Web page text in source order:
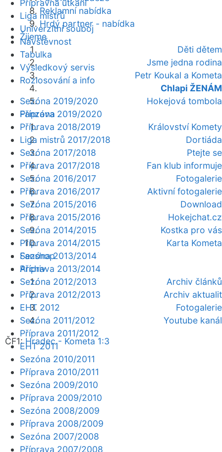
Reklamní nabídka
Hrdý partner - nabídka
Žijeme
Děti dětem
Jsme jedna rodina
Petr Koukal a Kometa
Chlapi ŽENÁM
Hokejová tombola
Fanzóna
Království Komety
Dortiáda
Ptejte se
Fan klub informuje
Fotogalerie
Aktivní fotogalerie
Download
Hokejchat.cz
Kostka pro vás
Karta Kometa
Fanshop
Archiv
Archiv článků
Archiv aktualit
Fotogalerie
Youtube kanál
ČF1:Hradec - Kometa 1:3
Přípravná utkání
Liga mistrů
Univerzitní souboj
Návštěvnost
Tabulka
Výsledkový servis
Rozlosování a info
Sezóna 2019/2020
Příprava 2019/2020
Příprava 2018/2019
Liga mistrů 2017/2018
Sezóna 2017/2018
Příprava 2017/2018
Sezóna 2016/2017
Příprava 2016/2017
Sezóna 2015/2016
Příprava 2015/2016
Sezóna 2014/2015
Příprava 2014/2015
Sezóna 2013/2014
Příprava 2013/2014
Sezóna 2012/2013
Příprava 2012/2013
EHT 2012
Sezóna 2011/2012
Příprava 2011/2012
EHT 2011
Sezóna 2010/2011
Příprava 2010/2011
Sezóna 2009/2010
Příprava 2009/2010
Sezóna 2008/2009
Příprava 2008/2009
Sezóna 2007/2008
Příprava 2007/2008